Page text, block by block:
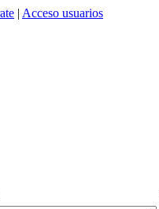
| Acceso usuarios